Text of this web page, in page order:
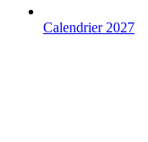
Calendrier 2027